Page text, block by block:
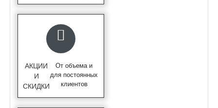
АКЦИИ
И
СКИДКИ
От объема и
для постоянных
клиентов